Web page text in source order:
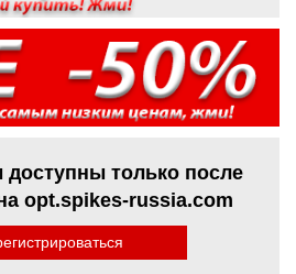
только после
opt.spikes-russia.com